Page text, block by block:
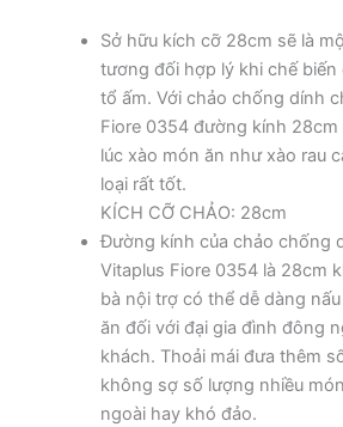
Sở hữu kích cỡ 28cm sẽ là
tương đối hợp lý khi chế biến
tổ ấm. Với chảo chống dính
Fiore 0354 đường kính
lúc xào món ăn như xào rau
loại rất tốt.
KÍCH CỠ CHẢO: 28cm
Đường kính của chảo chống
Vitaplus Fiore 0354 là 28cm
bà nội trợ có thể dễ dàng
ăn đối với đại gia đình đông
khách. Thoải mái đưa thêm
không sợ số lượng nhiều
ngoài hay khó đảo.